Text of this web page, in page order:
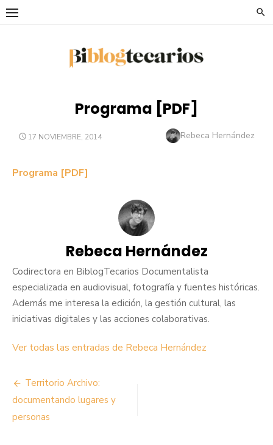
Saltar
Programa [PDF]
PUBLICADO
17 NOVIEMBRE, 2014 Autor
Rebeca Hernández
Programa [PDF]
Rebeca Hernández
Codirectora en BiblogTecarios Documentalista
especializada en audiovisual, fotografía y fuentes históricas.
Además me interesa la edición, la gestión cultural, las
iniciativas digitales y las acciones colaborativas.
Ver todas las entradas de Rebeca Hernández
Navegación
de
entradas
Territorio Archivo:
documentando lugares y
personas